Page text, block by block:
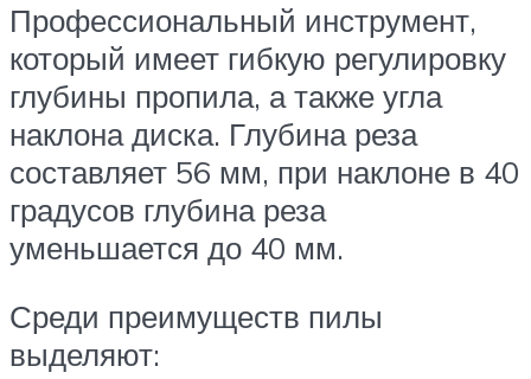
Профессиональный инструмент,
который имеет гибкую регулировку
глубины пропила, а также угла
наклона диска. Глубина реза
составляет 56 мм, при наклоне в 40
градусов глубина реза
уменьшается до 40 мм.
Среди преимуществ пилы
выделяют: